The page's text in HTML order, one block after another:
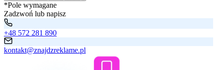
*Pole wymagane
Zadzwoń lub napisz
+48 572 281 890
kontakt@znajdzreklame.pl